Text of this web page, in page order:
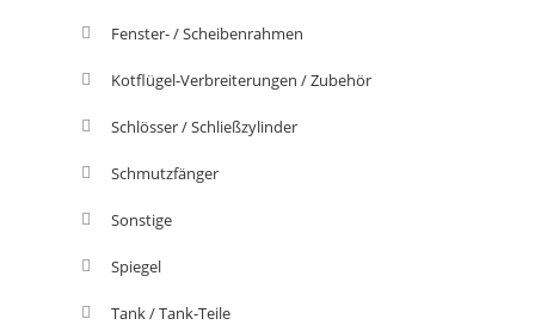
Fenster- / Scheibenrahmen
Kotflügel-Verbreiterungen / Zubehör
Schlösser / Schließzylinder
Schmutzfänger
Sonstige
Spiegel
Tank / Tank-Teile